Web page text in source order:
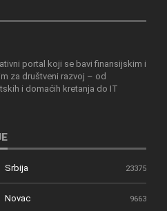
portal koji se bavi finansijskim i
za društveni razvoj – od
i domaćih kretanja do IT
Srbija 23375
Novac 9663